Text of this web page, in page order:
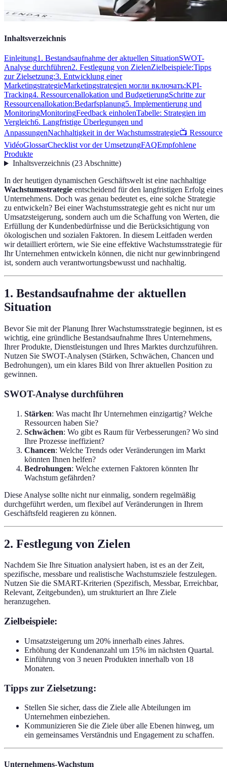
Inhaltsverzeichnis
Einleitung1. Bestandsaufnahme der aktuellen SituationSWOT-
Analyse durchführen2. Festlegung von ZielenZielbeispiele:Tipps
zur Zielsetzung:3. Entwicklung einer
MarketingstrategieMarketingstrategien могли включать:KPI-
Tracking4. Ressourcenallokation und BudgetierungSchritte zur
Ressourcenallokation:Bedarfsplanung5. Implementierung und
MonitoringMonitoringFeedback einholenTabelle: Strategien im
Vergleich6. Langfristige Überlegungen und
AnpassungenNachhaltigkeit in der Wachstumsstrategie📺 Ressource
VidéoGlossarChecklist vor der UmsetzungFAQEmpfohlene
Produkte
Inhaltsverzeichnis(23Abschnitte)
In der heutigen dynamischen Geschäftswelt ist eine nachhaltige
Wachstumsstrategie entscheidend für den langfristigen Erfolg eines
Unternehmens. Doch was genau bedeutet es, eine solche Strategie
zu entwickeln? Bei einer Wachstumsstrategie geht es nicht nur um
Umsatzsteigerung, sondern auch um die Schaffung von Werten, die
Erfüllung der Kundenbedürfnisse und die Berücksichtigung von
ökologischen und sozialen Faktoren. In diesem Leitfaden werden
wir detailliert erörtern, wie Sie eine effektive Wachstumsstrategie für
Ihr Unternehmen entwickeln können, die nicht nur gewinnbringend
ist, sondern auch verantwortungsbewusst und nachhaltig.
1. Bestandsaufnahme der aktuellen
Situation
Bevor Sie mit der Planung Ihrer Wachstumsstrategie beginnen, ist es
wichtig, eine gründliche Bestandsaufnahme Ihres Unternehmens,
Ihrer Produkte, Dienstleistungen und Ihres Marktes durchzuführen.
Nutzen Sie SWOT-Analysen (Stärken, Schwächen, Chancen und
Bedrohungen), um ein klares Bild von Ihrer aktuellen Position zu
gewinnen.
SWOT-Analyse durchführen
Stärken: Was macht Ihr Unternehmen einzigartig? Welche
Ressourcen haben Sie?
Schwächen: Wo gibt es Raum für Verbesserungen? Wo sind
Ihre Prozesse ineffizient?
Chancen: Welche Trends oder Veränderungen im Markt
könnten Ihnen helfen?
Bedrohungen: Welche externen Faktoren könnten Ihr
Wachstum gefährden?
Diese Analyse sollte nicht nur einmalig, sondern regelmäßig
durchgeführt werden, um flexibel auf Veränderungen in Ihrem
Geschäftsfeld reagieren zu können.
2. Festlegung von Zielen
Nachdem Sie Ihre Situation analysiert haben, ist es an der Zeit,
spezifische, messbare und realistische Wachstumsziele festzulegen.
Nutzen Sie die SMART-Kriterien (Spezifisch, Messbar, Erreichbar,
Relevant, Zeitgebunden), um strukturiert an Ihre Ziele
heranzugehen.
Zielbeispiele:
Umsatzsteigerung um 20% innerhalb eines Jahres.
Erhöhung der Kundenanzahl um 15% im nächsten Quartal.
Einführung von 3 neuen Produkten innerhalb von 18
Monaten.
Tipps zur Zielsetzung:
Stellen Sie sicher, dass die Ziele alle Abteilungen im
Unternehmen einbeziehen.
Kommunizieren Sie die Ziele über alle Ebenen hinweg, um
ein gemeinsames Verständnis und Engagement zu schaffen.
Unternehmens-Wachstum